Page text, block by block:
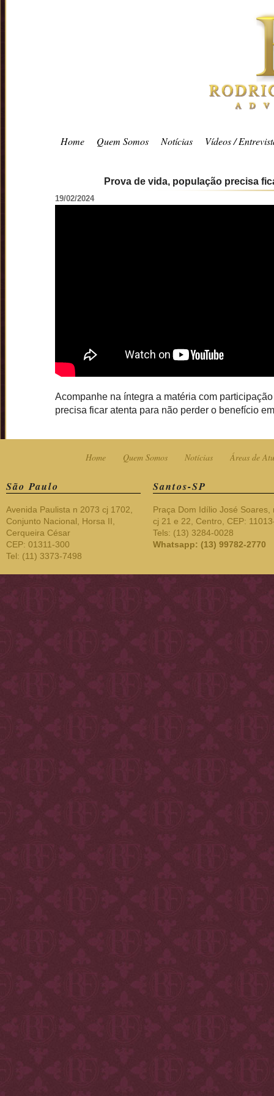
Home Quem Somos Notícias Vídeos /
Prova de vida, população precisa
19/02/2024
Acompanhe na íntegra a matéria com
precisa ficar atenta para não perder o benefício
Home Quem Somos Notícias Áreas de
São Paulo
Avenida Paulista n 2073 cj 1702,
Conjunto Nacional, Horsa II,
Cerqueira César
CEP: 01311-300
Tel: (11) 3373-7498
Santos-SP
Praça Dom Idílio José Soares,
cj 21 e 22, Centro, CEP:
Tels: (13) 3284-0028
Whatsapp: (13) 99782-2770